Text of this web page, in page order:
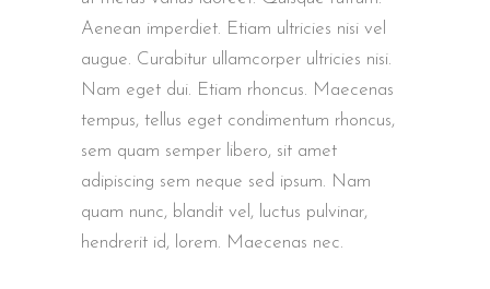
Aenean imperdiet. Etiam ultricies nisi vel
augue. Curabitur ullamcorper ultricies nisi.
Nam eget dui. Etiam rhoncus. Maecenas
tempus, tellus eget condimentum rhoncus,
sem quam semper libero, sit amet
adipiscing sem neque sed ipsum. Nam
quam nunc, blandit vel, luctus pulvinar,
hendrerit id, lorem. Maecenas nec.